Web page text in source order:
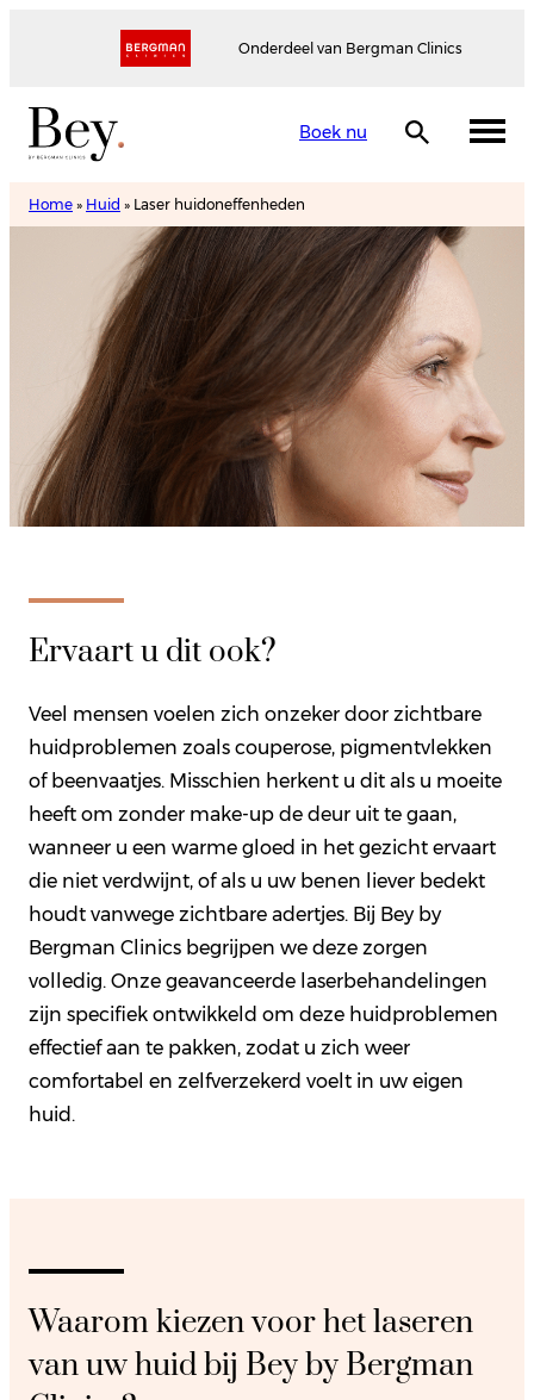
Onderdeel van Bergman Clinics
Boek nu
Home » Huid » Laser huidoneffenheden
Laser
huidoneffenheden
Maak een afspraak
Ervaart u dit ook?
Veel mensen voelen zich onzeker door zichtbare
huidproblemen zoals couperose, pigmentvlekken
of beenvaatjes. Misschien herkent u dit als u moeite
heeft om zonder make-up de deur uit te gaan,
wanneer u een warme gloed in het gezicht ervaart
die niet verdwijnt, of als u uw benen liever bedekt
houdt vanwege zichtbare adertjes. Bij Bey by
Bergman Clinics begrijpen we deze zorgen
volledig. Onze geavanceerde laserbehandelingen
zijn specifiek ontwikkeld om deze huidproblemen
effectief aan te pakken, zodat u zich weer
comfortabel en zelfverzekerd voelt in uw eigen
huid.
Waarom kiezen voor het laseren
van uw huid bij Bey by Bergman